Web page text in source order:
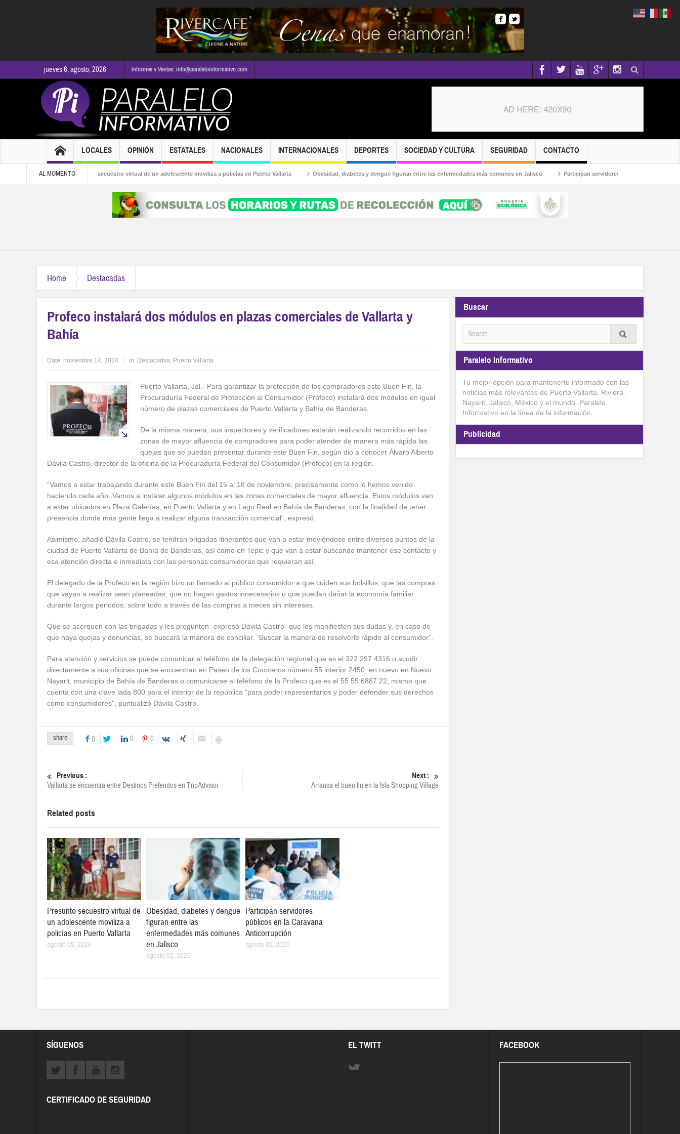
jueves 6, agosto, 2026 Informes y Ventas: info@paraleloinformativo.com
LOCALES OPINIÓN ESTATALES NACIONALES INTERNACIONALES DEPORTES SOCIEDAD Y CULTURA SEGURIDAD CONTACTO
AL MOMENTO
Presunto secuestro virtual de un adolescente moviliza a policías en Puerto Vallarta Obesidad, diabetes y dengue figuran entre las enfermedades más comunes en Jalisco Participan servidores públicos en la Caravana
Home Destacadas
Profeco instalará dos módulos en plazas comerciales de Vallarta y
Bahía
Date: noviembre 14, 2024 in: Destacadas, Puerto Vallarta
Puerto Vallarta, Jal.- Para garantizar la protección de los compradores este Buen Fin, la
Procuraduría Federal de Protección al Consumidor (Profeco) instalará dos módulos en igual
número de plazas comerciales de Puerto Vallarta y Bahía de Banderas.
De la misma manera, sus inspectores y verificadores estarán realizando recorridos en las
zonas de mayor afluencia de compradores para poder atender de manera más rápida las
quejas que se puedan presentar durante este Buen Fin, según dio a conocer Álvaro Alberto
Dávila Castro, director de la oficina de la Procuraduría Federal del Consumidor (Profeco) en la región.
“Vamos a estar trabajando durante este Buen Fin del 15 al 18 de noviembre, precisamente como lo hemos venido
haciendo cada año. Vamos a instalar algunos módulos en las zonas comerciales de mayor afluencia. Estos módulos van
a estar ubicados en Plaza Galerías, en Puerto Vallarta y en Lago Real en Bahía de Banderas, con la finalidad de tener
presencia donde más gente llega a realizar alguna transacción comercial”, expresó.
Asimismo, añadió Dávila Castro, se tendrán brigadas itinerantes que van a estar moviéndose entre diversos puntos de la
ciudad de Puerto Vallarta de Bahía de Banderas, así como en Tepic y que van a estar buscando mantener ese contacto y
esa atención directa e inmediata con las personas consumidoras que requieran así.
El delegado de la Profeco en la región hizo un llamado al público consumidor a que cuiden sus bolsillos, que las compras
que vayan a realizar sean planeadas, que no hagan gastos innecesarios o que puedan dañar la economía familiar
durante largos periodos, sobre todo a través de las compras a meces sin intereses.
Que se acerquen con las brigadas y les pregunten -expresó Dávila Castro- que les manifiesten sus dudas y, en caso de
que haya quejas y denuncias, se buscará la manera de conciliar. “Buscar la manera de resolverle rápido al consumidor”.
Para atención y servicios se puede comunicar al teléfono de la delegación regional que es el 322 297 4316 o acudir
directamente a sus oficinas que se encuentran en Paseo de los Cocoteros número 55 interior 2450, en nuevo en Nuevo
Nayarit, municipio de Bahía de Banderas o comunicarse al teléfono de la Profeco que es el 55 55 6887 22, mismo que
cuenta con una clave lada 800 para el interior de la república “para poder representarlos y poder defender sus derechos
como consumidores”, puntualizó Dávila Castro.
share 0 0 0
Previous :
Vallarta se encuentra entre Destinos Preferidos en TripAdvisor
Next :
Arranca el buen fin en la Isla Shopping Village
Related posts
Presunto secuestro virtual de
un adolescente moviliza a
policías en Puerto Vallarta
agosto 05, 2026
Obesidad, diabetes y dengue
figuran entre las
enfermedades más comunes
en Jalisco
agosto 05, 2026
Participan servidores
públicos en la Caravana
Anticorrupción
agosto 05, 2026
Buscar
Paralelo Informativo
Tu mejor opción para mantenerte informado con las
noticias más relevantes de Puerto Vallarta, Riviera-
Nayarit, Jalisco, México y el mundo. Paralelo
Informativo en la línea de la información.
Publicidad
SÍGUENOS
CERTIFICADO DE SEGURIDAD
EL TWITT FACEBOOK